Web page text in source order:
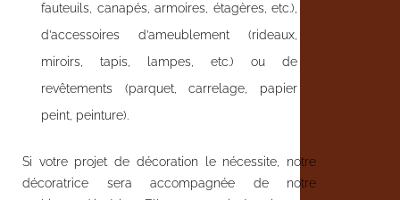
fauteuils, canapés, armoires, étagères, etc.),
d’accessoires d’ameublement (rideaux,
miroirs, tapis, lampes, etc.) ou de
revêtements (parquet, carrelage, papier
peint, peinture).
Si votre projet de décoration le nécessite, notre
décoratrice sera accompagnée de notre